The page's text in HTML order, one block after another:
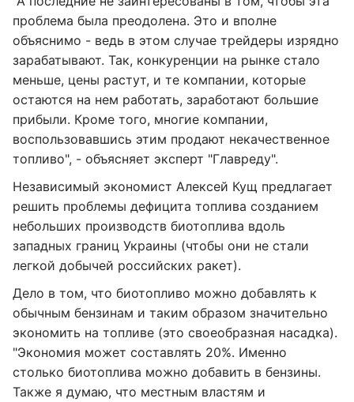
проблема была преодолена. Это и вполне
объяснимо - ведь в этом случае трейдеры изрядно
зарабатывают. Так, конкуренции на рынке стало
меньше, цены растут, и те компании, которые
остаются на нем работать, заработают большие
прибыли. Кроме того, многие компании,
воспользовавшись этим продают некачественное
топливо", - объясняет эксперт "Главреду".
Независимый экономист Алексей Кущ предлагает
решить проблемы дефицита топлива созданием
небольших производств биотоплива вдоль
западных границ Украины (чтобы они не стали
легкой добычей российских ракет).
Дело в том, что биотопливо можно добавлять к
обычным бензинам и таким образом значительно
экономить на топливе (это своеобразная насадка).
"Экономия может составлять 20%. Именно
столько биотоплива можно добавить в бензины.
Также я думаю, что местным властям и